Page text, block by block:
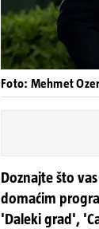
Foto: Mehmet
Doznajte što
domaćim
'Daleki grad',